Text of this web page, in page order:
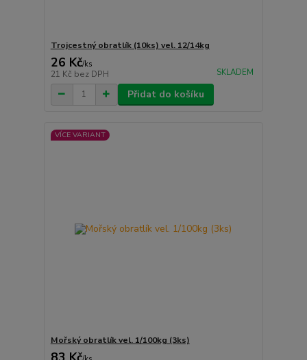
Trojcestný obratlík (10ks) vel. 12/14kg
26 Kč/ks
21 Kč bez DPH SKLADEM
Přidat do košíku
VÍCE VARIANT
Mořský obratlík vel. 1/100kg (3ks)